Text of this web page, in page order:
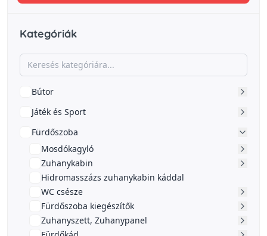
Kategóriák
Bútor
Játék és Sport
Fürdőszoba
Mosdókagyló
Zuhanykabin
Hidromasszázs zuhanykabin káddal
WC csésze
Fürdőszoba kiegészítők
Zuhanyszett, Zuhanypanel